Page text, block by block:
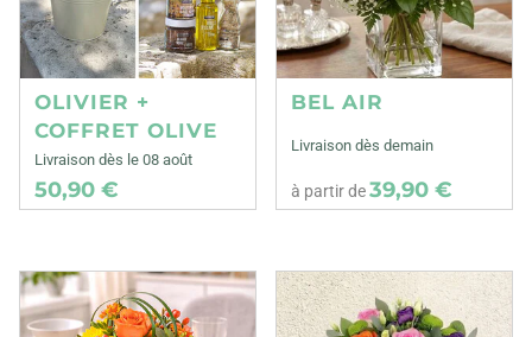
OLIVIER +
COFFRET OLIVE
Livraison dès le 08 août
50,90 €
BEL AIR
Livraison dès demain
à partir de39,90 €